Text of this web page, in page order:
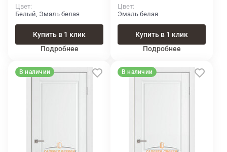
Цвет
Белый, Эмаль белая
Купить в 1 клик
Подробнее
Цвет
Эмаль белая
Купить в 1 клик
Подробнее
В наличии В наличии